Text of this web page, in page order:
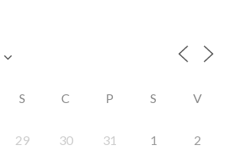
S C P S V
29 30 31 1 2